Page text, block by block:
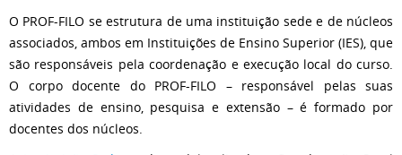
O PROF-FILO se estrutura de uma instituição sede e de núcleos
associados, ambos em Instituições de Ensino Superior (IES), que
são responsáveis pela coordenação e execução local do curso.
O corpo docente do PROF-FILO – responsável pelas suas
atividades de ensino, pesquisa e extensão – é formado por
docentes dos núcleos.